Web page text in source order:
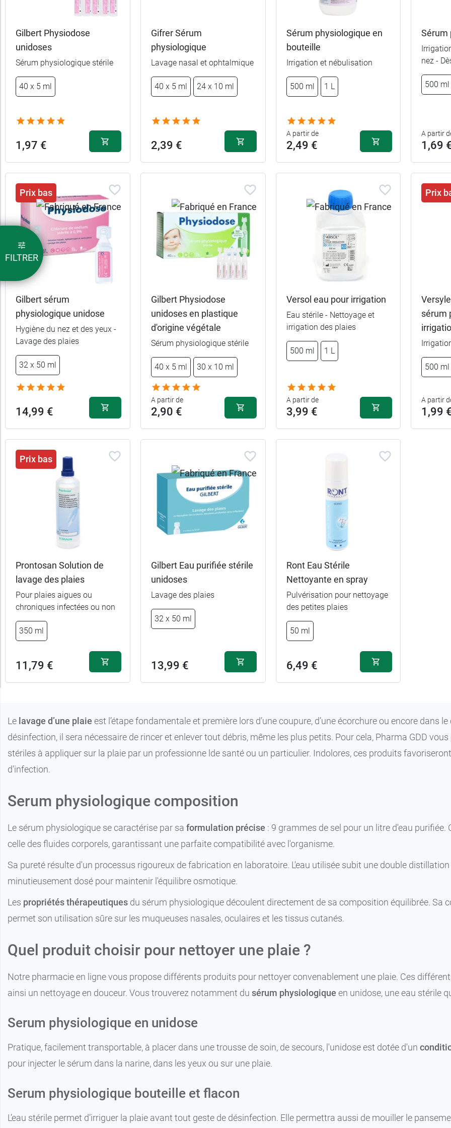
Marques
Promotions
Forme
FILTRER
Gilbert Physiodose
unidoses
Sérum physiologique stérile
40 x 5 ml
1,97 €
Gifrer Sérum
physiologique
Lavage nasal et ophtalmique
40 x 5 ml 24 x 10 ml
2,39 €
2,39 €
24 x 10 ml 2,39 €
Sérum physiologique en
bouteille
Irrigation et nébulisation
500 ml 1 L
A partir de
2,49 €
500 ml
Sérum
nez -
500 ml
A partir
1,69
500 ml
100 ml
Prix bas
Gilbert sérum
physiologique unidose
Hygiène du nez et des yeux -
Lavage des plaies
32 x 50 ml
14,99 €
Gilbert Physiodose
unidoses en plastique
d'origine végétale
Sérum physiologique stérile
40 x 5 ml 30 x 10 ml
A partir de
2,90 €
40 x 5 ml
Versol eau pour irrigation
Eau stérile - Nettoyage et
irrigation des plaies
500 ml 1 L
A partir de
3,99 €
1 L
Prix
sérum
500 ml
A partir
1,99
Prix bas
Prontosan Solution de
lavage des plaies
Pour plaies aigues ou
chroniques infectées ou non
350 ml
11,79 €
Gilbert Eau purifiée stérile
unidoses
Lavage des plaies
32 x 50 ml
13,99 €
Ront Eau Stérile
Nettoyante en spray
Pulvérisation pour nettoyage
des petites plaies
50 ml
6,49 €
Le lavage d’une plaie est l’étape fondamentale et première lors d’une coupure, d’une écorchure ou encore dans
désinfection, il sera nécessaire de rincer et enlever tout débris, même les plus petits. Pour cela, Pharma GDD
stériles à appliquer sur la plaie par un professionne lde santé ou un particulier. Indolores, ces produits
d’infection.
Serum physiologique composition
Le sérum physiologique se caractérise par sa formulation précise : 9 grammes de sel pour un litre d'eau
celle des fluides corporels, garantissant une parfaite compatibilité avec l'organisme.
Sa pureté résulte d'un processus rigoureux de fabrication en laboratoire. L'eau utilisée subit une double
minutieusement dosé pour maintenir l'équilibre osmotique.
Les propriétés thérapeutiques du sérum physiologique découlent directement de sa composition équilibrée. Sa
permet son utilisation sûre sur les muqueuses nasales, oculaires et les tissus cutanés.
Quel produit choisir pour nettoyer une plaie ?
Notre pharmacie en ligne vous propose différents produits pour nettoyer convenablement une plaie. Ces
ainsi un nettoyage en douceur. Vous trouverez notamment du sérum physiologique en unidose, une eau stérile
Serum physiologique en unidose
Pratique, facilement transportable, à placer dans une trousse de soin, de secours, l'unidose est dotée d'un
pour injecter le sérum dans la narine, dans les yeux ou sur une plaie.
Serum physiologique bouteille et flacon
L’eau stérile permet d’irriguer la plaie avant tout geste de désinfection. Elle permettra aussi de mouiller le